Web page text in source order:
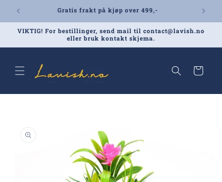
til
innholdet
Gratis frakt på kjøp over 499,-
VIKTIG! For bestillinger, send mail til contact@lavish.no
eller bruk kontakt skjema.
Handlekurv